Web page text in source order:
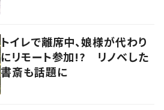
トイレで離席中、娘様が代わり
にリモート参加!? リノベした
書斎も話題に